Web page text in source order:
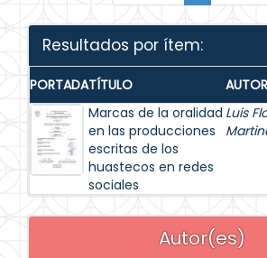
Resultados por ítem:
PORTADATÍTULO
Marcas de la oralidad
en las producciones
escritas de los
huastecos en redes
sociales
Luis
Autor(es)